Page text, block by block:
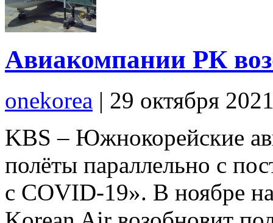
Авиакомпании РК
onekorea | 29 октября
KBS – Южнокорейские
полёты параллельно с
с COVID-19». В ноябре